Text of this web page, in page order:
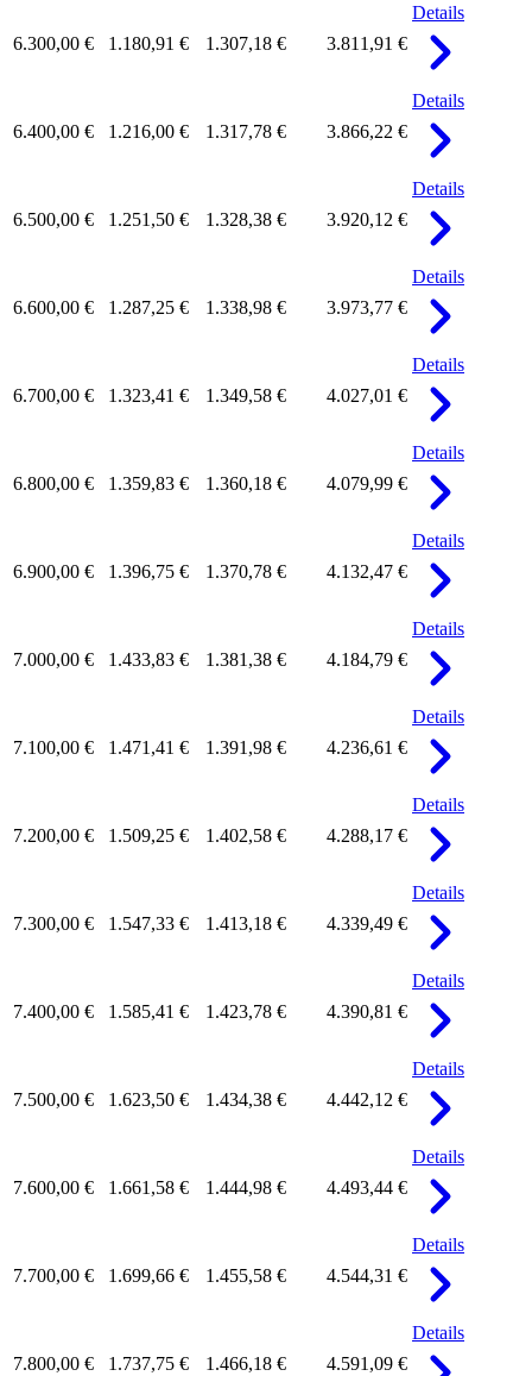
6.300,00 € 1.180,91 € 1.307,18 € 3.811,91 €
Details
6.400,00 € 1.216,00 € 1.317,78 € 3.866,22 €
Details
6.500,00 € 1.251,50 € 1.328,38 € 3.920,12 €
Details
6.600,00 € 1.287,25 € 1.338,98 € 3.973,77 €
Details
6.700,00 € 1.323,41 € 1.349,58 € 4.027,01 €
Details
6.800,00 € 1.359,83 € 1.360,18 € 4.079,99 €
Details
6.900,00 € 1.396,75 € 1.370,78 € 4.132,47 €
Details
7.000,00 € 1.433,83 € 1.381,38 € 4.184,79 €
Details
7.100,00 € 1.471,41 € 1.391,98 € 4.236,61 €
Details
7.200,00 € 1.509,25 € 1.402,58 € 4.288,17 €
Details
7.300,00 € 1.547,33 € 1.413,18 € 4.339,49 €
Details
7.400,00 € 1.585,41 € 1.423,78 € 4.390,81 €
Details
7.500,00 € 1.623,50 € 1.434,38 € 4.442,12 €
Details
7.600,00 € 1.661,58 € 1.444,98 € 4.493,44 €
Details
7.700,00 € 1.699,66 € 1.455,58 € 4.544,31 €
Details
7.800,00 € 1.737,75 € 1.466,18 € 4.591,09 €
Details